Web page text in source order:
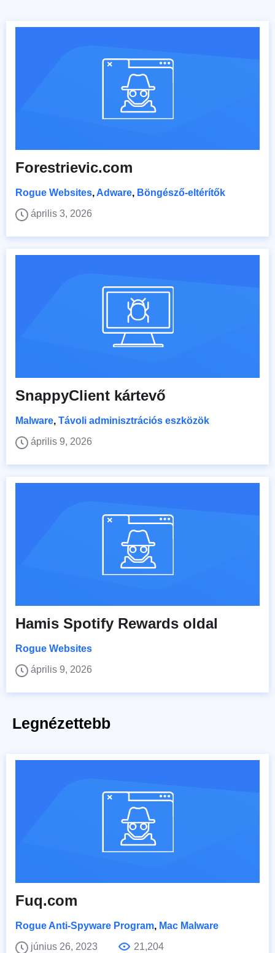
Forestrievic.com
Rogue Websites, Adware, Böngésző-eltérítők
április 3, 2026
SnappyClient kártevő
Malware, Távoli adminisztrációs eszközök
április 9, 2026
Hamis Spotify Rewards oldal
Rogue Websites
április 9, 2026
Legnézettebb
Fuq.com
Rogue Anti-Spyware Program, Mac Malware
június 26, 2023
21,204